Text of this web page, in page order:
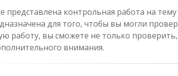
представлена контрольная работа на
для того, чтобы вы могли
работу, вы сможете не только
внимания.